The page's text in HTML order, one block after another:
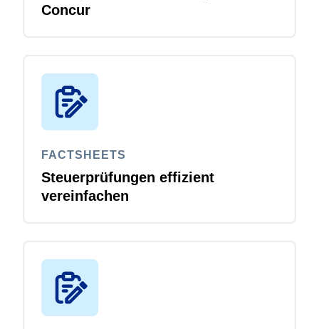
Concur
FACTSHEETS
Steuerprüfungen effizient
vereinfachen